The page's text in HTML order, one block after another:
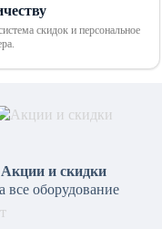
скидок и персональное
Акции и скидки
все оборудование